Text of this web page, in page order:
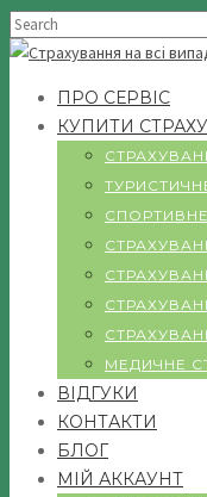
ПРО СЕРВІС
КУПИТИ
МЕДИЧНЕ
ВІДГУКИ
КОНТАКТИ
БЛОГ
МІЙ АККАУНТ